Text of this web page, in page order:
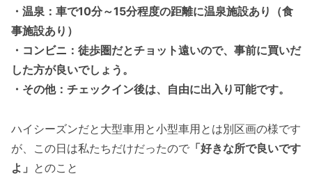
・温泉：車で10分～15分程度の距離に温泉施設あり（食
事施設あり）
・コンビニ：徒歩圏だとチョット遠いので、事前に買いだ
した方が良いでしょう。
・その他：チェックイン後は、自由に出入り可能です。
ハイシーズンだと大型車用と小型車用とは別区画の様です
が、この日は私たちだけだったので 「好きな所で良いです
よ」 とのこと